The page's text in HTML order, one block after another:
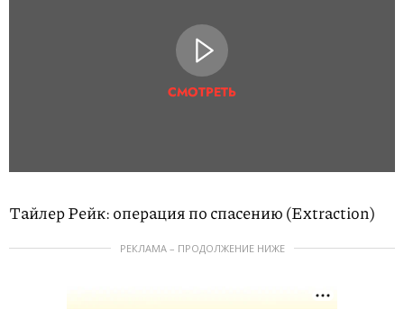
СМОТРЕТЬ
Тайлер Рейк: операция по спасению (Extraction)
РЕКЛАМА – ПРОДОЛЖЕНИЕ НИЖЕ